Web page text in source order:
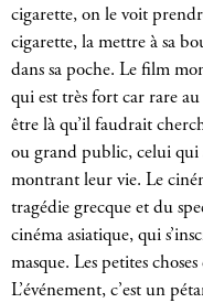
cigarette, on le voit
cigarette, la mettre à sa
dans sa poche. Le film
qui est très fort car rare
être là qu’il faudrait
ou grand public, celui qui
montrant leur vie. Le
tragédie grecque et du
cinéma asiatique, qui
masque. Les petites
L’événement, c’est un